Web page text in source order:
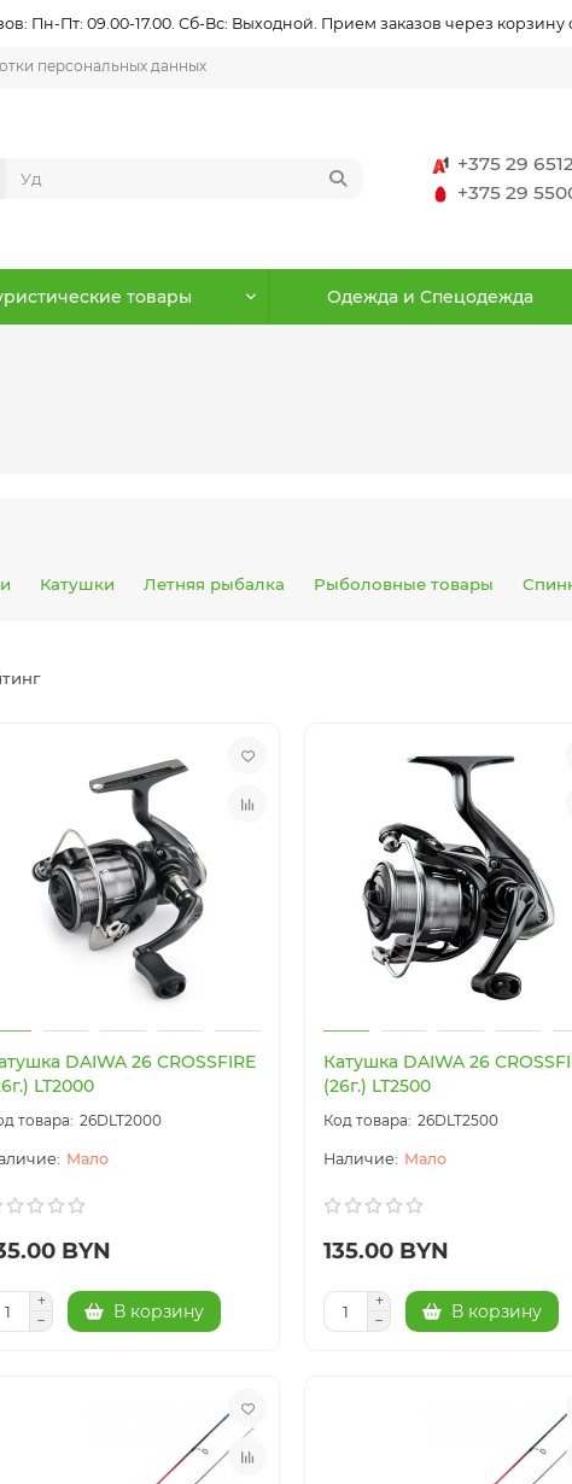
Пн-Пт: 09.00-17.00. Сб-Вс: Выходной. Прием заказов через корзину
персональных данных
+375 29
+375 29
товары Одежда и Спецодежда
Катушки Летняя рыбалка Рыболовные товары
DAIWA 26 CROSSFIRE
LT2000
26DLT2000
Мало
BYN
В корзину
Катушка DAIWA 26
(26г.) LT2500
26DLT2500
Мало
135.00 BYN
В корзину